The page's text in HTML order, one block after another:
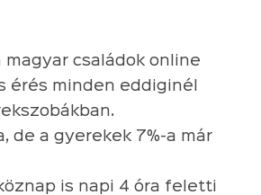
családok online
érés minden eddiginél
de a gyerekek 7%-a már
is napi 4 óra feletti